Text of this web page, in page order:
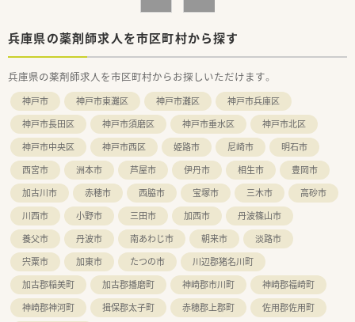
■駅から徒歩5分という抜群の通いやすさに加えて、マイカーで
の通勤も許可されているため毎日の移動が非常に快適です。
長く安定して勤務を続けられる居心地の良さがおすすめの理由
です。
兵庫県の薬剤師求人を市区町村から探す
兵庫県の薬剤師求人を市区町村からお探しいただけます。
神戸市 神戸市東灘区 神戸市灘区
神戸市兵庫区
神戸市長田区
神戸市須磨区 神戸市垂水区
神戸市北区
神戸市中央区
神戸市西区 姫路市 尼崎市
明石市
西宮市
洲本市 芦屋市 伊丹市 相生市
豊岡市
加古川市
赤穂市 西脇市 宝塚市 三木市
高砂市
川西市
小野市 三田市 加西市
丹波篠山市
養父市
丹波市 南あわじ市 朝来市
淡路市
宍粟市
加東市 たつの市
川辺郡猪名川町
加古郡稲美町
加古郡播磨町 神崎郡市川町
神崎郡福崎町
神崎郡神河町
揖保郡太子町 赤穂郡上郡町
佐用郡佐用町